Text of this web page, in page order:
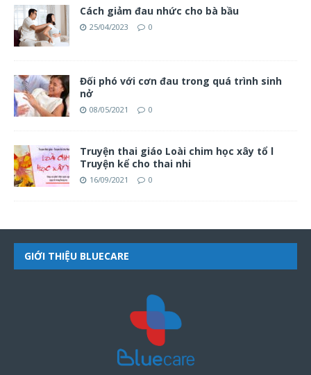
Cách giảm đau nhức cho bà bầu
25/04/2023 0
Đối phó với cơn đau trong quá trình sinh
nở
08/05/2021 0
Truyện thai giáo Loài chim học xây tổ l
Truyện kể cho thai nhi
16/09/2021 0
GIỚI THIỆU BLUECARE